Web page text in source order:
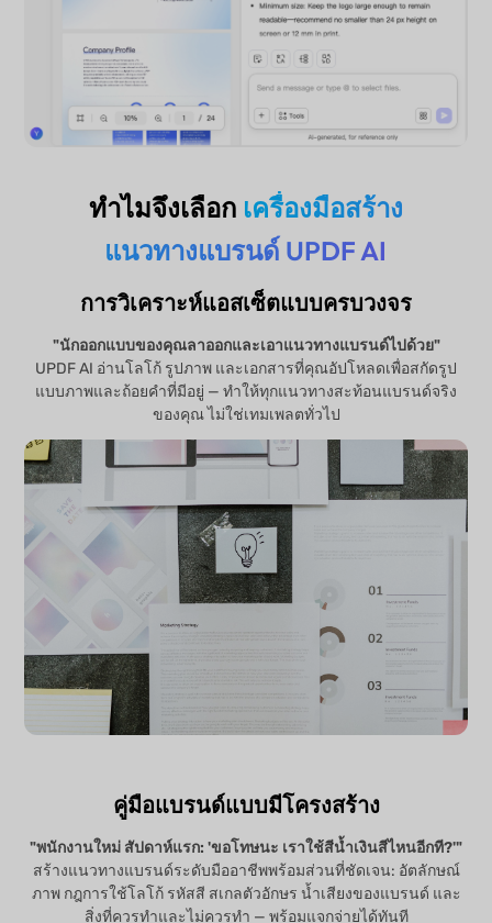
ทำไมจึงเลือก เครื่องมือสร้าง
แนวทางแบรนด์ UPDF AI
การวิเคราะห์แอสเซ็ตแบบครบวงจร
"นักออกแบบของคุณลาออกและเอาแนวทางแบรนด์ไปด้วย"
UPDF AI อ่านโลโก้ รูปภาพ และเอกสารที่คุณอัปโหลดเพื่อสกัดรูป
แบบภาพและถ้อยคำที่มีอยู่ — ทำให้ทุกแนวทางสะท้อนแบรนด์จริง
ของคุณ ไม่ใช่เทมเพลตทั่วไป
คู่มือแบรนด์แบบมีโครงสร้าง
"พนักงานใหม่ สัปดาห์แรก: 'ขอโทษนะ เราใช้สีน้ำเงินสีไหนอีกที?'"
สร้างแนวทางแบรนด์ระดับมืออาชีพพร้อมส่วนที่ชัดเจน: อัตลักษณ์
ภาพ กฎการใช้โลโก้ รหัสสี สเกลตัวอักษร น้ำเสียงของแบรนด์ และ
สิ่งที่ควรทำและไม่ควรทำ — พร้อมแจกจ่ายได้ทันที